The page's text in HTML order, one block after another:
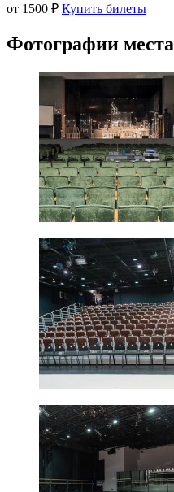
от 1500 ₽ Купить билеты
Фотографии места